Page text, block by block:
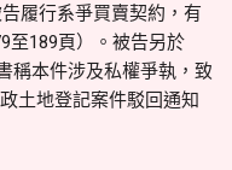
履行系爭買賣契約，有
至189頁）。被告另於
稱本件涉及私權爭執，致
土地登記案件駁回通知